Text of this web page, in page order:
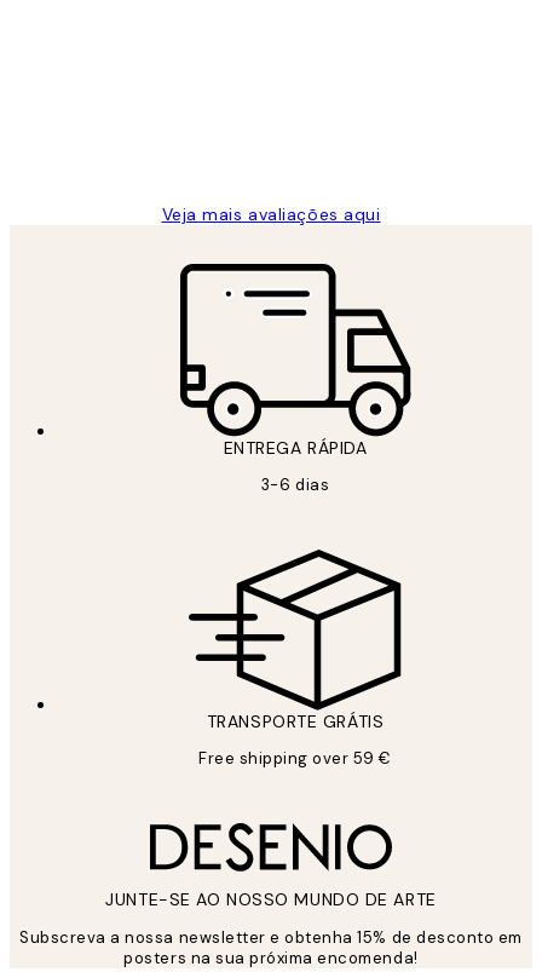
Veja mais avaliações aqui
ENTREGA RÁPIDA
3-6 dias
TRANSPORTE GRÁTIS
Free shipping over 59 €
JUNTE-SE AO NOSSO MUNDO DE ARTE
Subscreva a nossa newsletter e obtenha 15% de desconto em
posters na sua próxima encomenda!